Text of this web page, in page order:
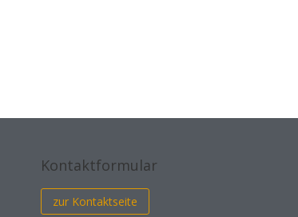
Kontaktformular
zur Kontaktseite